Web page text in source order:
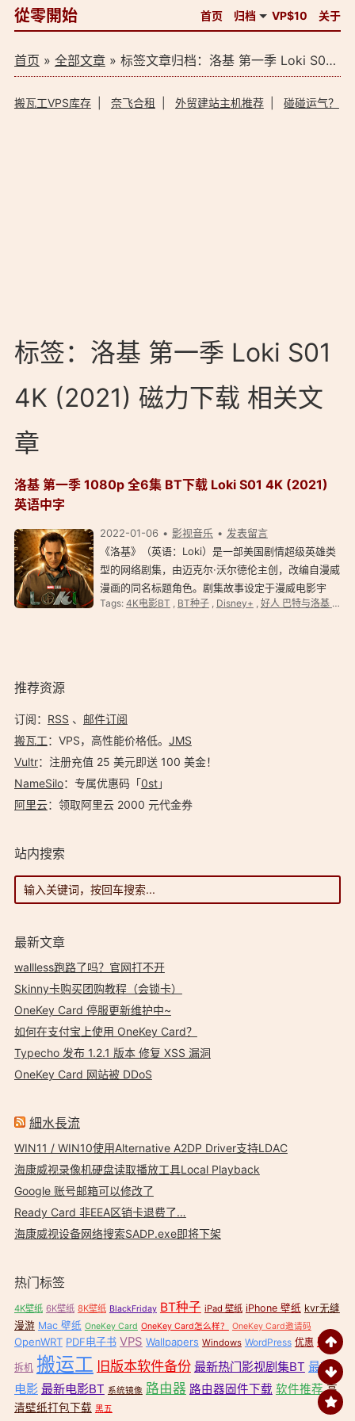
從零開始 首页 归档 VP$10 关于
首页 » 全部文章» 标签文章归档：洛基 第一季 Loki S01 4K (2021) 磁力下载（1）
搬瓦工VPS库存| 奈飞合租 外贸建站主机推荐| 碰碰运气？
标签：洛基 第一季 Loki S01
4K (2021) 磁力下载 相关文
章
洛基 第一季 1080p 全6集 BT下载 Loki S01 4K (2021)
英语中字
2022-01-06 影视音乐
发表留言
《洛基》（英语：Loki）是一部美国剧情超级英雄类
型的网络剧集，由迈克尔·沃尔德伦主创，改编自漫威
漫画的同名标题角色。剧集故事设定于漫威电影宇
宙，与漫威电影宇宙系列电影处于同一架空世界和共
Tags: 4K电影BT , BT种子, Disney+ , 好人 巴特与洛基 1080p BT
推荐资源
订阅： RSS 、 邮件订阅
搬瓦工：VPS，高性能价格低。️ JMS
Vultr：注册充值 25 美元即送 100 美金！
NameSilo：专属优惠码「0st」
阿里云：领取阿里云 2000 元代金券
站内搜索
最新文章
wallless跑路了吗？官网打不开
Skinny卡购买团购教程（会锁卡）
OneKey Card 停服更新维护中~
如何在支付宝上使用 OneKey Card？
Typecho 发布 1.2.1 版本 修复 XSS 漏洞
OneKey Card 网站被 DDoS
細水長流
WIN11 / WIN10使用Alternative A2DP Driver支持LDAC
海康威视录像机硬盘读取播放工具Local Playback
Google 账号邮箱可以修改了
Ready Card 非EEA区销卡退费了…
海康威视设备网络搜索SADP.exe即将下架
热门标签
4K壁纸 6K壁纸 8K壁纸 BlackFriday BT种子 iPad 壁纸 iPhone 壁纸 kvr无缝
漫游 Mac 壁纸 OneKey Card OneKey Card怎么样？ OneKey Card邀请码
OpenWRT PDF电子书 VPS Wallpapers Windows WordPress 优惠 壁纸
拆机 搬运工 旧版本软件备份 最新热门影视剧集BT 最新
电影 最新电影BT 系统镜像 路由器 路由器固件下载 软件推荐 高
清壁纸打包下载 黑五